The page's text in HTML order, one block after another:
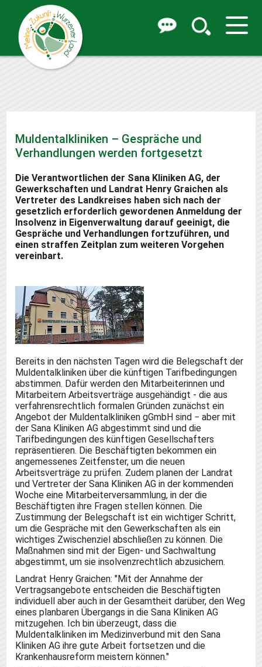
Muldentalkliniken – Gespräche und
Verhandlungen werden fortgesetzt
Die Verantwortlichen der Sana Kliniken AG, der
Gewerkschaften und Landrat Henry Graichen als
Vertreter des Landkreises haben sich nach der
gesetzlich erforderlich gewordenen Anmeldung der
Insolvenz in Eigenverwaltung darauf geeinigt, die
Gespräche und Verhandlungen fortzuführen, und
einen straffen Zeitplan zum weiteren Vorgehen
vereinbart.
Bereits in den nächsten Tagen wird die Belegschaft der
Muldentalkliniken über die künftigen Tarifbedingungen
abstimmen. Dafür werden den Mitarbeiterinnen und
Mitarbeitern Arbeitsverträge ausgehändigt - die aus
verfahrensrechtlich formalen Gründen zunächst ein
Angebot der Muldentalkliniken gGmbH sind − aber mit
der Sana Kliniken AG abgestimmt sind und die
Tarifbedingungen des künftigen Gesellschafters
repräsentieren. Die Beschäftigten bekommen ein
angemessenes Zeitfenster, um die neuen
Arbeitsverträge zu prüfen. Zudem planen der Landrat
und Vertreter der Sana Kliniken AG in der kommenden
Woche eine Mitarbeiterversammlung, in der die
Beschäftigten ihre Fragen stellen können. Die
Zustimmung der Belegschaft ist ein wichtiger Schritt,
um die Gespräche mit den Gewerkschaften als ein
wichtiges Zwischenziel abschließen zu können. Die
Maßnahmen sind mit der Eigen- und Sachwaltung
abgestimmt, um sie insolvenzrechtlich abzusichern.
Landrat Henry Graichen: "Mit der Annahme der
Vertragsangebote entscheiden die Beschäftigten
individuell aber auch in der Gesamtheit darüber, den Weg
eines planbaren Übergangs in die Sana Kliniken AG
mitzugehen. Ich bin überzeugt, dass die
Muldentalkliniken im Medizinverbund mit den Sana
Kliniken AG ihre gute Arbeit fortsetzen und die
Krankenhausreform meistern können."